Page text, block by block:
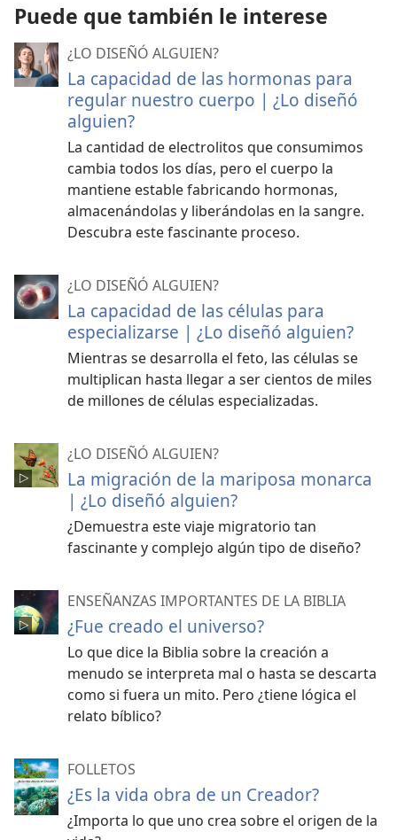
Puede que también le interese
¿LO DISEÑÓ ALGUIEN?
La capacidad de las hormonas para
regular nuestro cuerpo | ¿Lo diseñó
alguien?
La cantidad de electrolitos que consumimos
cambia todos los días, pero el cuerpo la
mantiene estable fabricando hormonas,
almacenándolas y liberándolas en la sangre.
Descubra este fascinante proceso.
¿LO DISEÑÓ ALGUIEN?
La capacidad de las células para
especializarse | ¿Lo diseñó alguien?
Mientras se desarrolla el feto, las células se
multiplican hasta llegar a ser cientos de miles
de millones de células especializadas.
¿LO DISEÑÓ ALGUIEN?
La migración de la mariposa monarca
| ¿Lo diseñó alguien?
¿Demuestra este viaje migratorio tan
fascinante y complejo algún tipo de diseño?
ENSEÑANZAS IMPORTANTES DE LA BIBLIA
¿Fue creado el universo?
Lo que dice la Biblia sobre la creación a
menudo se interpreta mal o hasta se descarta
como si fuera un mito. Pero ¿tiene lógica el
relato bíblico?
FOLLETOS
¿Es la vida obra de un Creador?
¿Importa lo que uno crea sobre el origen de la